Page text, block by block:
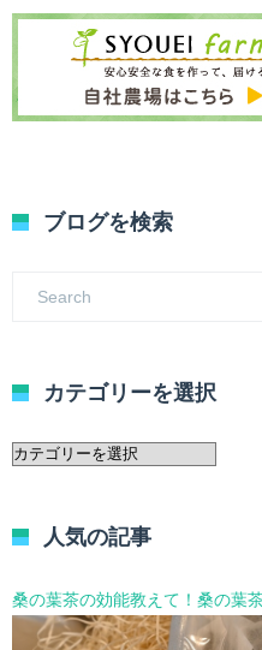
ブログを検索
カテゴリーを選択
カ
ー
選
択
人気の記事
桑の葉茶の効能教えて！桑の葉